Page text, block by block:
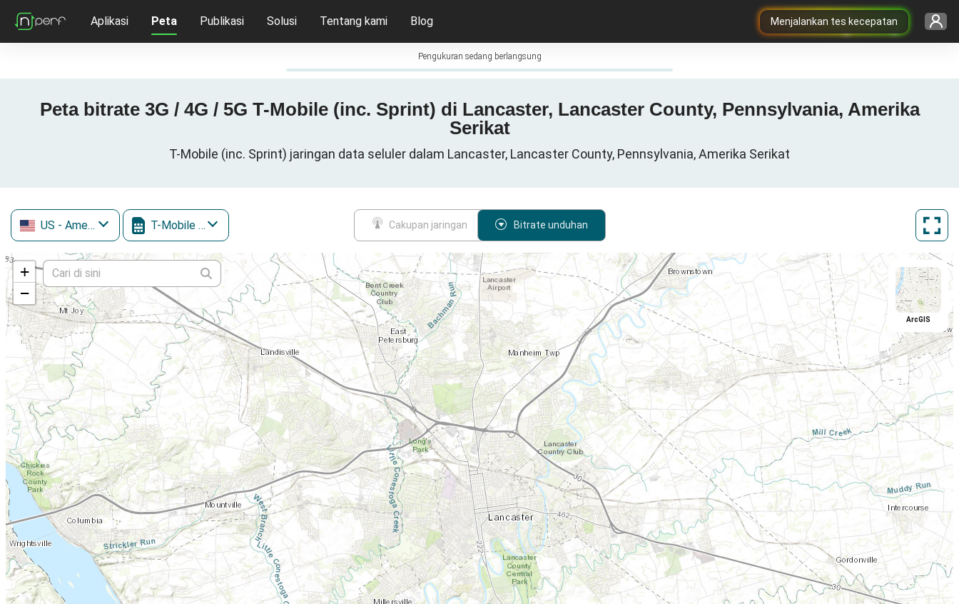
Menjalankan tes kecepatan
Aplikasi Peta Publikasi Solusi Tentang kami Blog
Pengukuran sedang berlangsung
Peta bitrate 3G / 4G / 5G T-Mobile (inc. Sprint) di Lancaster, Lancaster County, Pennsylvania, Amerika
Serikat
T-Mobile (inc. Sprint) jaringan data seluler dalam Lancaster, Lancaster County, Pennsylvania, Amerika Serikat
US - Amerika Serikat T-Mobile (inc. Sprint) Cakupan jaringan Bitrate unduhan
+
−
ArcGIS